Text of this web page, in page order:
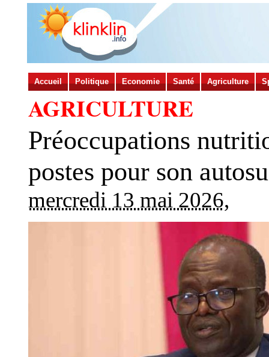
Accueil Politique Economie Santé Agriculture
AGRICULTURE
Préoccupations
postes pour son
mercredi 13 mai 2026,